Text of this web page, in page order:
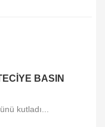
BASIN
kutladı...